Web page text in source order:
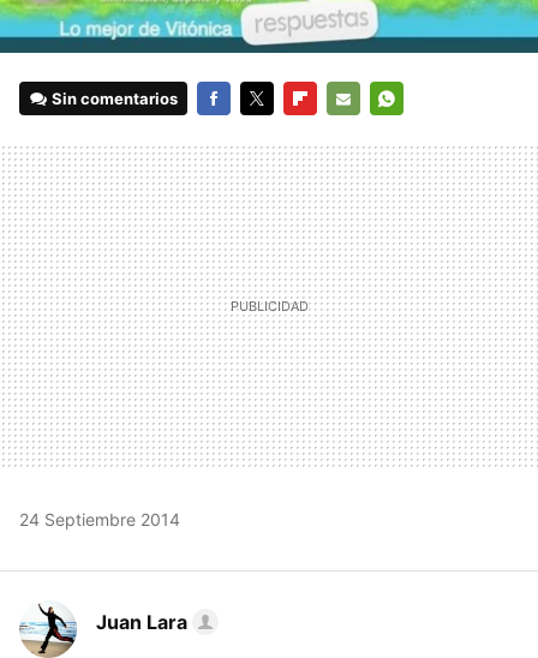
Sin comentarios
MAIL
24 Septiembre 2014
Juan Lara